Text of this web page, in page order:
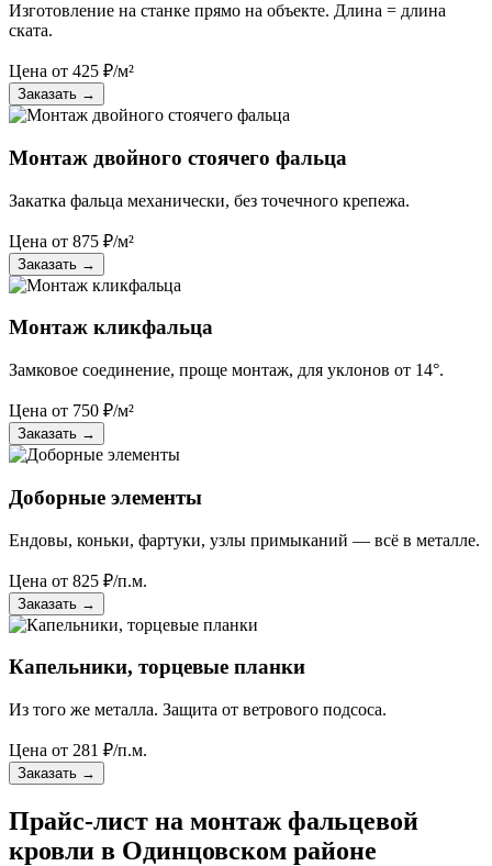
Изготовление на станке прямо на объекте. Длина = длина
ската.
Цена от 425 ₽/м²
Заказать →
Монтаж двойного стоячего фальца
Закатка фальца механически, без точечного крепежа.
Цена от 875 ₽/м²
Заказать →
Монтаж кликфальца
Замковое соединение, проще монтаж, для уклонов от 14°.
Цена от 750 ₽/м²
Заказать →
Доборные элементы
Ендовы, коньки, фартуки, узлы примыканий — всё в металле.
Цена от 825 ₽/п.м.
Заказать →
Капельники, торцевые планки
Из того же металла. Защита от ветрового подсоса.
Цена от 281 ₽/п.м.
Заказать →
Прайс-лист на монтаж фальцевой
кровли в Одинцовском районе